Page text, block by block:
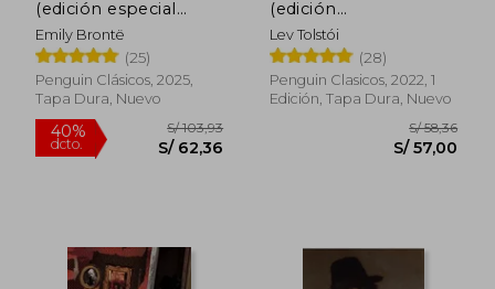
55%
dcto.
55%
dcto.
(edición especial
limitada con cantos
tintados)
Emily Brontë
(25)
Penguin Clásicos, 2025,
Tapa Dura, Nuevo
(edición
conmemorativa)
Lev Tolstói
(28)
Penguin Clasicos, 2022, 1
Edición, Tapa Dura, Nuevo